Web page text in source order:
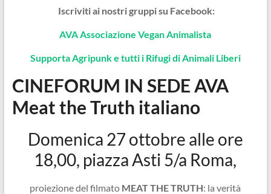
Iscriviti ai nostri gruppi su Facebook:
AVA Associazione Vegan Animalista
Supporta Agripunk e tutti i Rifugi di Animali Liberi
CINEFORUM IN SEDE AVA
Meat the Truth italiano
Domenica 27 ottobre alle ore
18,00, piazza Asti 5/a Roma,
proiezione del filmato MEAT THE TRUTH: la verità